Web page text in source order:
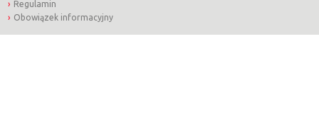
Regulamin
Obowiązek informacyjny